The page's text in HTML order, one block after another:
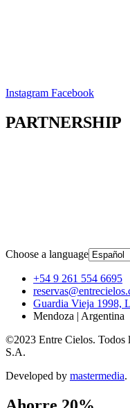
Instagram Facebook
PARTNERSHIP
Choose a language
+54 9 261 554 6695
Guardia Vieja 1998,
Mendoza | Argentina
©2023 Entre Cielos. Todos
S.A.
Developed by mastermedia.